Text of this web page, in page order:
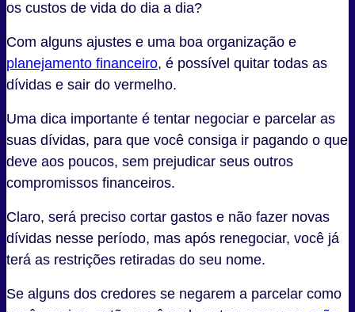
os custos de vida do dia a dia?
Com alguns ajustes e uma boa organização e
planejamento financeiro, é possível quitar todas as
dívidas e sair do vermelho.
Uma dica importante é tentar negociar e parcelar as
suas dívidas, para que você consiga ir pagando o que
deve aos poucos, sem prejudicar seus outros
compromissos financeiros.
Claro, será preciso cortar gastos e não fazer novas
dívidas nesse período, mas após renegociar, você já
terá as restrições retiradas do seu nome.
Se alguns dos credores se negarem a parcelar como